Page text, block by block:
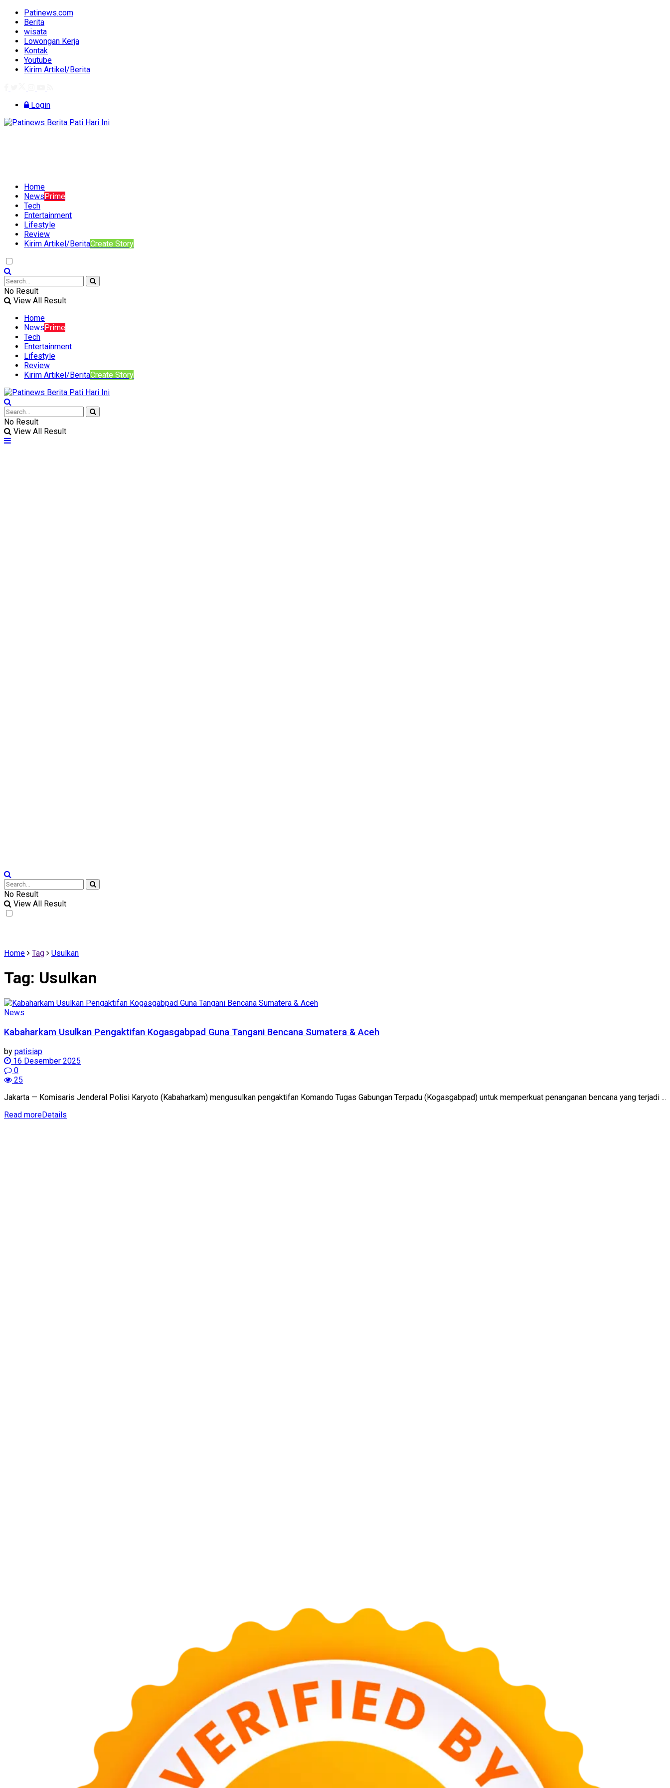
Patinews.com
Berita
wisata
Lowongan Kerja
Kontak
Youtube
Kirim Artikel/Berita
Login
Home
NewsPrime
Tech
Entertainment
Lifestyle
Review
Kirim Artikel/BeritaCreate Story
No Result
View All Result
Home
NewsPrime
Tech
Entertainment
Lifestyle
Review
Kirim Artikel/BeritaCreate Story
No Result
View All Result
No Result
View All Result
Home Tag Usulkan
Tag: Usulkan
News
Kabaharkam Usulkan Pengaktifan Kogasgabpad Guna Tangani Bencana Sumatera & Aceh
by patisiap
16 Desember 2025
0
25
Jakarta — Komisaris Jenderal Polisi Karyoto (Kabaharkam) mengusulkan pengaktifan Komando Tugas Gabungan Terpadu (Kogasgabpad) untuk memperkuat penanganan bencana yang terjadi ...
Read moreDetails